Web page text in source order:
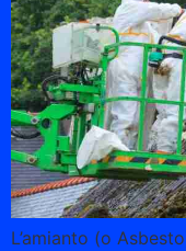
L’amianto (o